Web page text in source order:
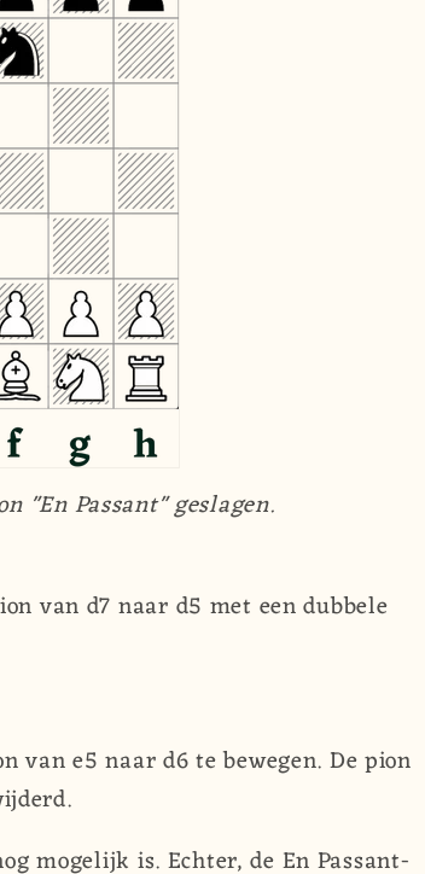
"En Passant" geslagen.
van d7 naar d5 met een dubbele
van e5 naar d6 te bewegen. De pion
mogelijk is. Echter, de En Passant-